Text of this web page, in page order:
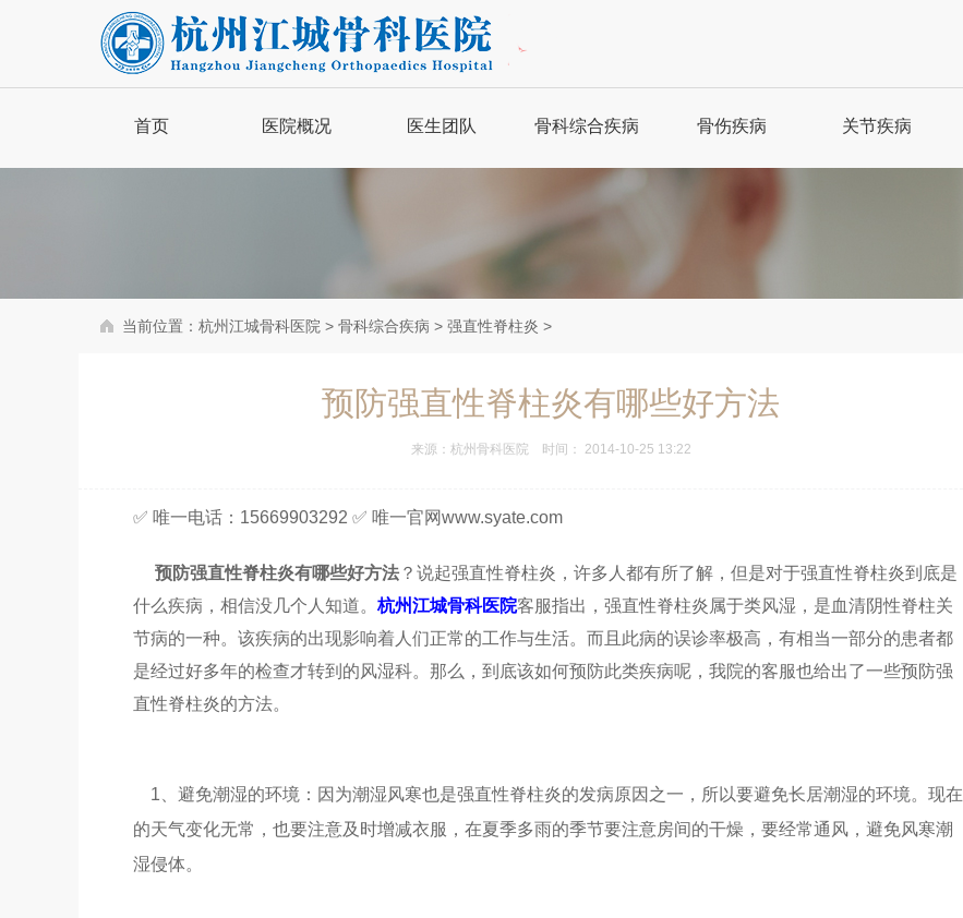
首页 医院概况 医生团队 骨科综合疾病 骨伤疾病 关节疾病
当前位置： 杭州江城骨科医院 > 骨科综合疾病 > 强直性脊柱炎 >
预防强直性脊柱炎有哪些好方法
来源： 杭州骨科医院时间： 2014-10-25 13:22
✅ 唯一电话：15669903292 ✅ 唯一官网www.syate.com
预防强直性脊柱炎有哪些好方法 ？说起强直性脊柱炎，许多人都有所了解，但是对于强直性脊柱炎到底是
什么疾病，相信没几个人知道。 杭州江城骨科医院客服指出，强直性脊柱炎属于类风湿，是血清阴性脊柱关
节病的一种。该疾病的出现影响着人们正常的工作与生活。而且此病的误诊率极高，有相当一部分的患者都
是经过好多年的检查才转到的风湿科。那么，到底该如何预防此类疾病呢，我院的客服也给出了一些预防强
直性脊柱炎的方法。
1、避免潮湿的环境：因为潮湿风寒也是强直性脊柱炎的发病原因之一，所以要避免长居潮湿的环境。现在
的天气变化无常，也要注意及时增减衣服，在夏季多雨的季节要注意房间的干燥，要经常通风，避免风寒潮
湿侵体。